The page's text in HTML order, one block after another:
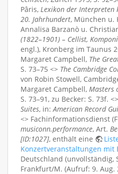
Pâris, Lexikon der Interpreten
20. Jahrhundert, München u.
Annalisa Barzanò u.
(1822–1901) – Cellist,
engl.), Kronberg im Taunus
Margaret Campbell, The
S. 73–75 <> The Cambridge
von Robin Stowell,
Margaret Campbell, Masters
S. 73–91, zu Becker: S. 73f.
Suites, in: American Record
<> Fachinformationsdienst
musiconn.performance, Art.
[ID:1027], enthält eine
Konzertveranstaltungen mit
Deutschland (unvollständig,
Frankfurt/M. (Aufruf: 9. Aug.